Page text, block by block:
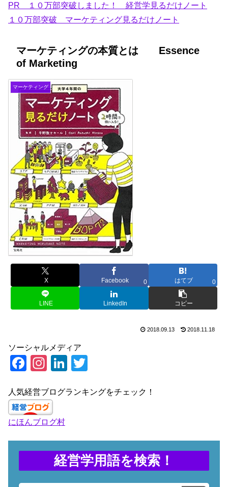
PR １０万部突破しました！ 経営学見るだけノート
１０万部突破 マーケティング見るだけノート
マーケティングの本質とは Essence
of Marketing
マーケティング
X Facebook 0 はてブ 0
LINE LinkedIn コピー
2018.09.13 2018.11.18
ソーシャルメディア
F
c
e
b
o
k
In
a
gr
a
m
Li
k
n
tt
人気経営ブログランキングをチェック！
にほんブログ村
経営学用語を検索！